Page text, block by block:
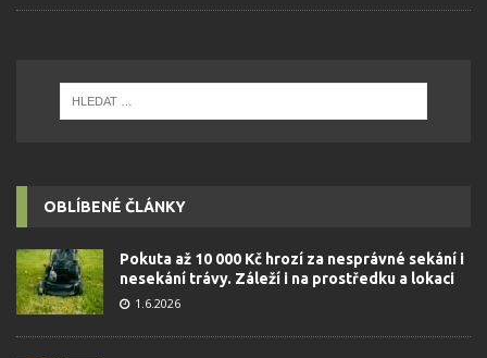
OBLÍBENÉ ČLÁNKY
Pokuta až 10 000 Kč hrozí za nesprávné sekání i
nesekání trávy. Záleží i na prostředku a lokaci
1.6.2026